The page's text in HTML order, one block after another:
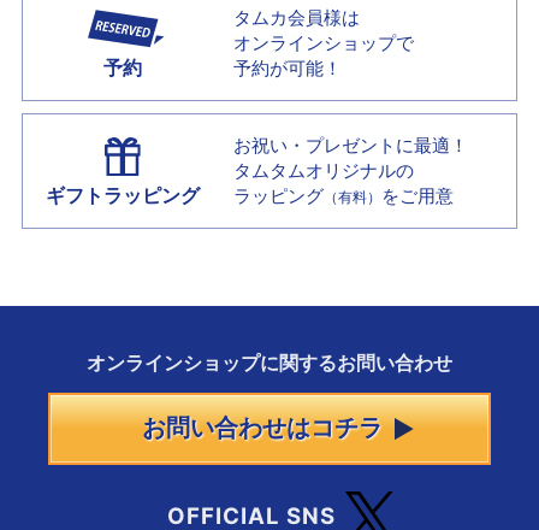
予約
タムカ会員様は
オンラインショップで
予約が可能！
ギフトラッピング
お祝い・プレゼントに最適！
タムタムオリジナルの
ラッピング （有料） をご用意
オンラインショップに関するお問い合わせ
お問い合わせはコチラ
OFFICIAL SNS